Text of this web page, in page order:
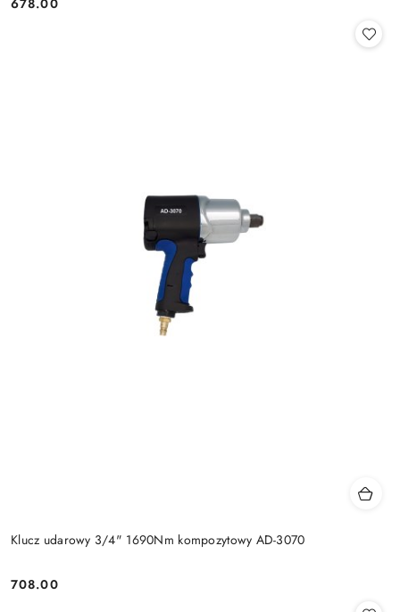
Cena:
Klucz udarowy 3/4" 1690Nm kompozytowy AD-3070
Cena:
708.00